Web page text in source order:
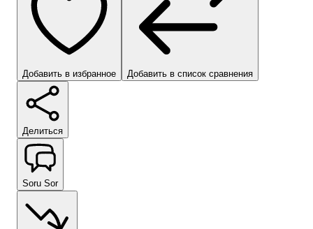
Добавить в избранное Добавить в список сравнения
Делиться
Soru Sor